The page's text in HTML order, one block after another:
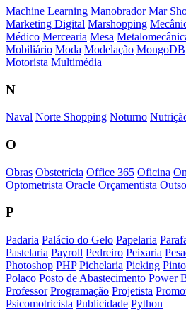
Machine Learning Manobrador Mar
Marketing Digital Marshopping
Médico Mercearia Mesa
Mobiliário Moda Modelação MongoDB
Motorista Multimédia
N
Naval Norte Shopping Noturno
O
Obras Obstetrícia Office 365 Oficina
Optometrista Oracle Orçamentista
P
Padaria Palácio do Gelo Papelaria
Pastelaria Payroll Pedreiro Peixaria
Photoshop PHP Pichelaria Picking
Polaco Posto de Abastecimento Power
Professor Programação Projetista
Psicomotricista Publicidade Python